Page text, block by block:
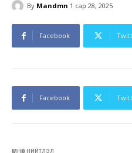
By Mandmn 1 сар 28, 2025
Facebook
Facebook
өмнөх нийтлэл